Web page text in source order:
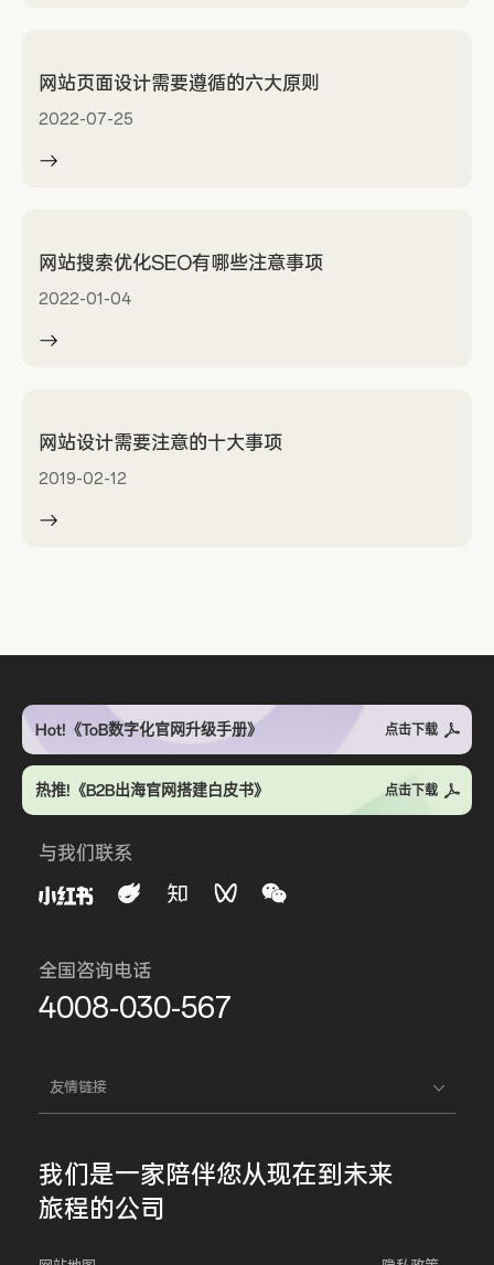
网站页面设计需要遵循的六大原则
2022-07-25
网站搜索优化SEO有哪些注意事项
2022-01-04
网站设计需要注意的十大事项
2019-02-12
Hot!《ToB数字化官网升级手册》 点击下载
热推!《B2B出海官网搭建白皮书》 点击下载
与我们联系
全国咨询电话
4008-030-567
友情链接
我们是一家陪伴您从现在到未来
旅程的公司